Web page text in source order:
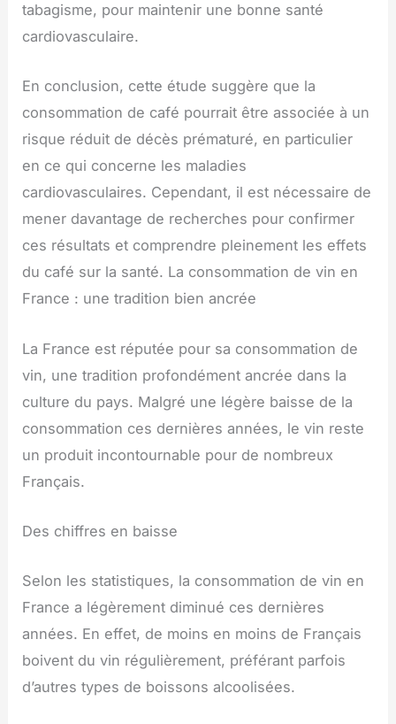
tabagisme, pour maintenir une bonne santé
cardiovasculaire.
En conclusion, cette étude suggère que la
consommation de café pourrait être associée à un
risque réduit de décès prématuré, en particulier
en ce qui concerne les maladies
cardiovasculaires. Cependant, il est nécessaire de
mener davantage de recherches pour confirmer
ces résultats et comprendre pleinement les effets
du café sur la santé. La consommation de vin en
France : une tradition bien ancrée
La France est réputée pour sa consommation de
vin, une tradition profondément ancrée dans la
culture du pays. Malgré une légère baisse de la
consommation ces dernières années, le vin reste
un produit incontournable pour de nombreux
Français.
Des chiffres en baisse
Selon les statistiques, la consommation de vin en
France a légèrement diminué ces dernières
années. En effet, de moins en moins de Français
boivent du vin régulièrement, préférant parfois
d’autres types de boissons alcoolisées.